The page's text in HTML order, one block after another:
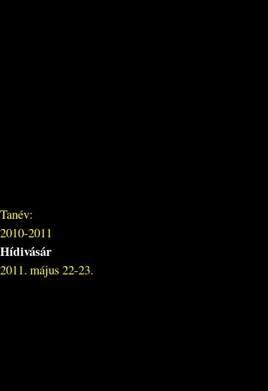
Tanév:
2010-2011
Hídivásár
2011. május 22-23.